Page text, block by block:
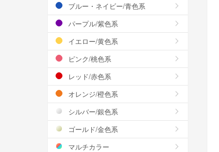
ブルー・ネイビー/青色系
パープル/紫色系
イエロー/黄色系
ピンク/桃色系
レッド/赤色系
オレンジ/橙色系
シルバー/銀色系
ゴールド/金色系
マルチカラー